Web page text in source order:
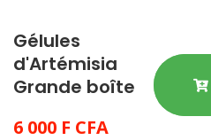
Gélules
d'Artémisia
Grande boîte
6 000 F CFA